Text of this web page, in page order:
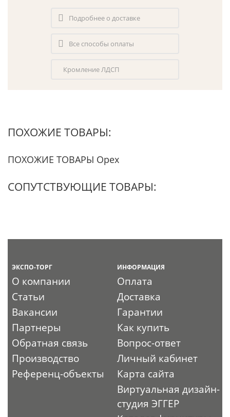
Подробнее о доставке
Все способы оплаты
Кромление ЛДСП
ПОХОЖИЕ ТОВАРЫ:
ПОХОЖИЕ ТОВАРЫ Орех
СОПУТСТВУЮЩИЕ ТОВАРЫ:
ЭКСПО-ТОРГ
О компании
Статьи
Вакансии
Партнеры
Обратная связь
Производство
Референц-объекты
ИНФОРМАЦИЯ
Оплата
Доставка
Гарантии
Как купить
Вопрос-ответ
Личный кабинет
Карта сайта
Виртуальная дизайн-
студия ЭГГЕР